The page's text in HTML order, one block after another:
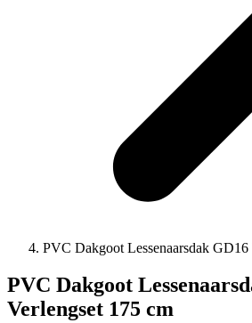
PVC Dakgoot Lessenaarsdak
PVC Dakgoot
Verlengset 175 cm